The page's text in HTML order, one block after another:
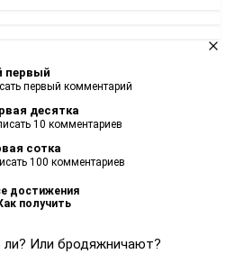
первый
первый комментарий
десятка
10 комментариев
сотка
100 комментариев
достижения
получить
Или бродяжничают?